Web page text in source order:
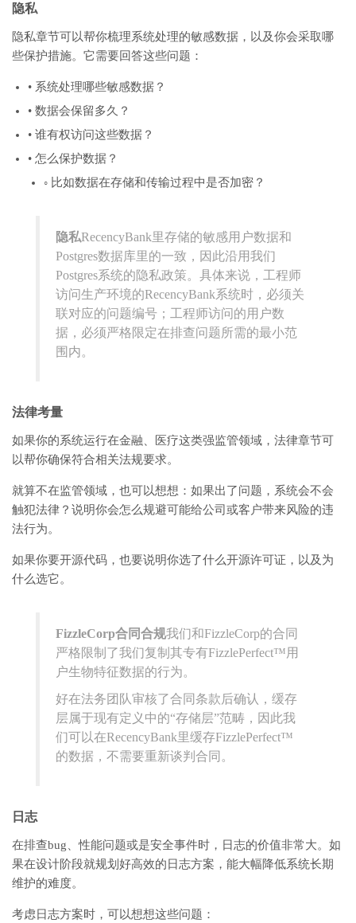
隐私
隐私章节可以帮你梳理系统处理的敏感数据，以及你会采取哪
些保护措施。它需要回答这些问题：
• 系统处理哪些敏感数据？
• 数据会保留多久？
• 谁有权访问这些数据？
• 怎么保护数据？
◦ 比如数据在存储和传输过程中是否加密？
隐私RecencyBank里存储的敏感用户数据和
Postgres数据库里的一致，因此沿用我们
Postgres系统的隐私政策。具体来说，工程师
访问生产环境的RecencyBank系统时，必须关
联对应的问题编号；工程师访问的用户数
据，必须严格限定在排查问题所需的最小范
围内。
法律考量
如果你的系统运行在金融、医疗这类强监管领域，法律章节可
以帮你确保符合相关法规要求。
就算不在监管领域，也可以想想：如果出了问题，系统会不会
触犯法律？说明你会怎么规避可能给公司或客户带来风险的违
法行为。
如果你要开源代码，也要说明你选了什么开源许可证，以及为
什么选它。
FizzleCorp合同合规我们和FizzleCorp的合同
严格限制了我们复制其专有FizzlePerfect™用
户生物特征数据的行为。
好在法务团队审核了合同条款后确认，缓存
层属于现有定义中的“存储层”范畴，因此我
们可以在RecencyBank里缓存FizzlePerfect™
的数据，不需要重新谈判合同。
日志
在排查bug、性能问题或是安全事件时，日志的价值非常大。如
果在设计阶段就规划好高效的日志方案，能大幅降低系统长期
维护的难度。
考虑日志方案时，可以想想这些问题：